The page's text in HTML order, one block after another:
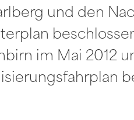
und den
im Mai 2012